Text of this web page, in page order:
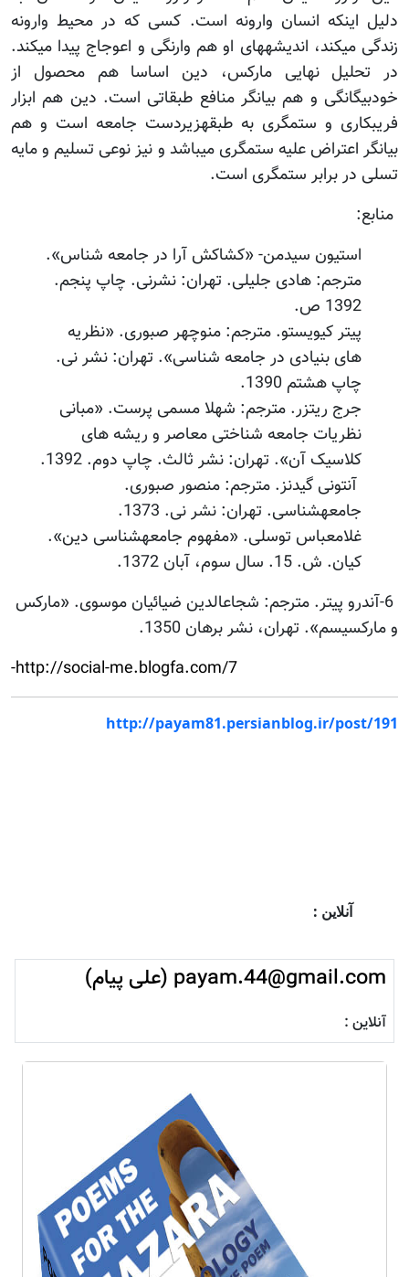
دلیل این‏که انسان وارونه است. کسی که در محیط وارونه
زندگی می‏کند، اندیشه‏های او هم وارنگی و اعوجاج پیدا می‏کند.
در تحلیل نهایی مارکس، دین اساسا هم محصول از
خودبیگانگی و هم بیانگر منافع طبقاتی است. دین هم ابزار
فریبکاری و ستمگری به طبقه‏زیردست جامعه است و هم
بیانگر اعتراض علیه ستمگری می‏باشد و نیز نوعی تسلیم و مایه
تسلی در برابر ستمگری است.
منابع:
استیون سیدمن- «کشاکش آرا در جامعه شناس».
مترجم: هادی جلیلی. تهران: نشرنی. چاپ پنجم.
1392 ص.
پیتر کیویستو. مترجم: منوچهر صبوری. «نظریه
های بنیادی در جامعه شناسی». تهران: نشر نی.
چاپ هشتم 1390.
جرج ریتزر. مترجم: شهلا مسمی پرست. «مبانی
نظریات جامعه شناختی معاصر و ریشه های
کلاسیک آن». تهران: نشر ثالث. چاپ دوم. 1392.
آنتونی گیدنز. مترجم: منصور صبوری.
جامعه‏شناسی. تهران: نشر نی. 1373.
غلامعباس توسلی. «مفهوم جامعه‏شناسی دین».
کیان. ش. 15. سال سوم، آبان 1372.
6-آندرو پیتر. مترجم: شجاع‏الدین ضیائیان موسوی. «مارکس
و مارکسیسم». تهران، نشر برهان 1350.
http://social-me.blogfa.com/7-
آنلاین :
http://payam81.persianblog.ir/post/191
payam.44@gmail.com (علی پیام)
آنلاین :